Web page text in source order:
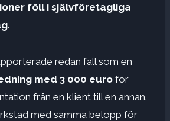
föll i självföretagliga
.
redan fall som en
med 3 000 euro för
från en klient till en annan.
med samma belopp för